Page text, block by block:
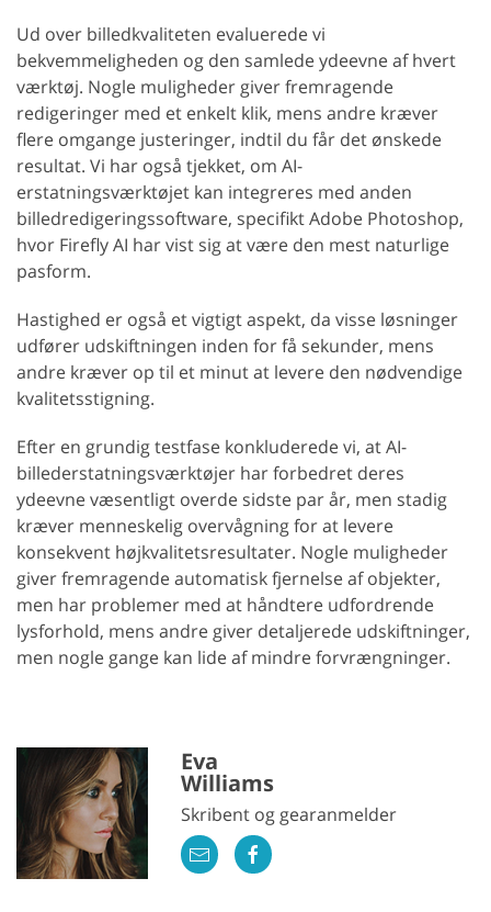
Ud over billedkvaliteten evaluerede vi
bekvemmeligheden og den samlede ydeevne af hvert
værktøj. Nogle muligheder giver fremragende
redigeringer med et enkelt klik, mens andre kræver
flere omgange justeringer, indtil du får det ønskede
resultat. Vi har også tjekket, om AI-
erstatningsværktøjet kan integreres med anden
billedredigeringssoftware, specifikt Adobe Photoshop,
hvor Firefly AI har vist sig at være den mest naturlige
pasform.
Hastighed er også et vigtigt aspekt, da visse løsninger
udfører udskiftningen inden for få sekunder, mens
andre kræver op til et minut at levere den nødvendige
kvalitetsstigning.
Efter en grundig testfase konkluderede vi, at AI-
billederstatningsværktøjer har forbedret deres
ydeevne væsentligt overde sidste par år, men stadig
kræver menneskelig overvågning for at levere
konsekvent højkvalitetsresultater. Nogle muligheder
giver fremragende automatisk fjernelse af objekter,
men har problemer med at håndtere udfordrende
lysforhold, mens andre giver detaljerede udskiftninger,
men nogle gange kan lide af mindre forvrængninger.
Eva
Williams
Skribent og gearanmelder